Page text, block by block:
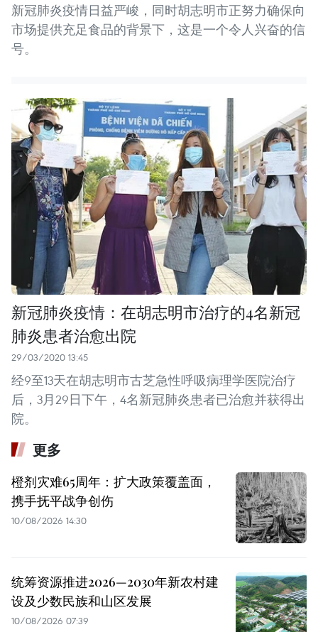
新冠肺炎疫情日益严峻，同时胡志明市正努力确保向
市场提供充足食品的背景下，这是一个令人兴奋的信
号。
新冠肺炎疫情：在胡志明市治疗的4名新冠
肺炎患者治愈出院
29/03/2020 13:45
经9至13天在胡志明市古芝急性呼吸病理学医院治疗
后，3月29日下午，4名新冠肺炎患者已治愈并获得出
院。
更多
橙剂灾难65周年：扩大政策覆盖面，
携手抚平战争创伤
10/08/2026 14:30
统筹资源推进2026—2030年新农村建
设及少数民族和山区发展
10/08/2026 07:39